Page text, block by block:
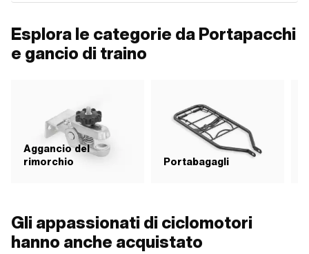
Esplora le categorie da Portapacchi
e gancio di traino
Aggancio del
rimorchio
Portabagagli
Gli appassionati di ciclomotori
hanno anche acquistato